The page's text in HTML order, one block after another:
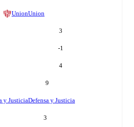
UnionUnion
3
-1
4
9
y JusticiaDefensa y Justicia
3